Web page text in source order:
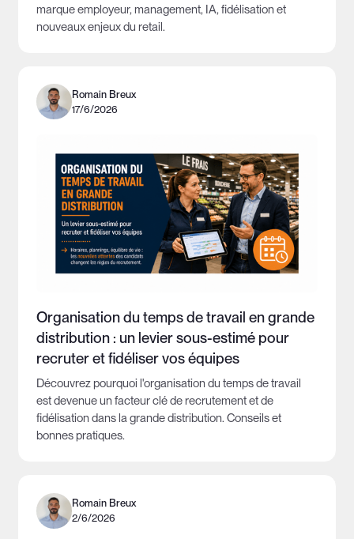
marque employeur, management, IA, fidélisation et
nouveaux enjeux du retail.
Romain Breux
17/6/2026
Organisation du temps de travail en grande
distribution : un levier sous-estimé pour
recruter et fidéliser vos équipes
Découvrez pourquoi l'organisation du temps de travail
est devenue un facteur clé de recrutement et de
fidélisation dans la grande distribution. Conseils et
bonnes pratiques.
Romain Breux
2/6/2026